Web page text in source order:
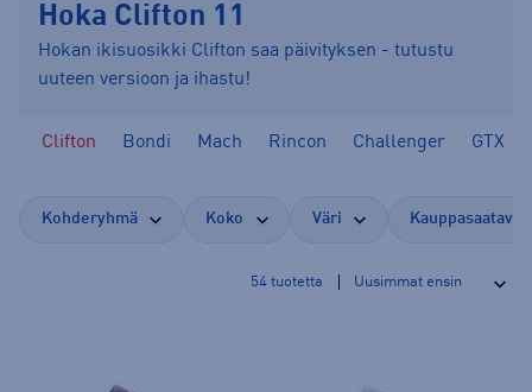
Hoka Clifton 11
Hokan ikisuosikki Clifton saa päivityksen - tutustu
uuteen versioon ja ihastu!
Clifton Bondi Mach Rincon Challenger GTX
Kohderyhmä Koko Väri
54 tuotetta